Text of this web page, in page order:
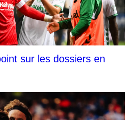
sur les dossiers en